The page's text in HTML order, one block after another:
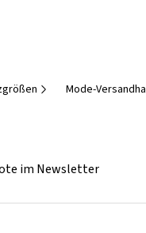
Mode-
im Newsletter